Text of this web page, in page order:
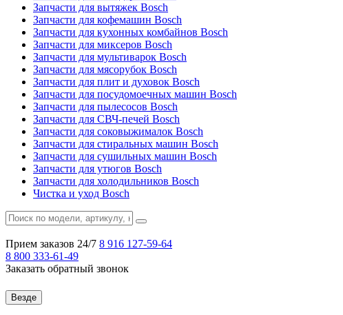
Запчасти для вытяжек Bosch
Запчасти для кофемашин Bosch
Запчасти для кухонных комбайнов Bosch
Запчасти для миксеров Bosch
Запчасти для мультиварок Bosch
Запчасти для мясорубок Bosch
Запчасти для плит и духовок Bosch
Запчасти для посудомоечных машин Bosch
Запчасти для пылесосов Bosch
Запчасти для СВЧ-печей Bosch
Запчасти для соковыжималок Bosch
Запчасти для стиральных машин Bosch
Запчасти для сушильных машин Bosch
Запчасти для утюгов Bosch
Запчасти для холодильников Bosch
Чистка и уход Bosch
Прием заказов 24/7 8 916 127-59-64
8 800 333-61-49
Заказать обратный звонок
Везде